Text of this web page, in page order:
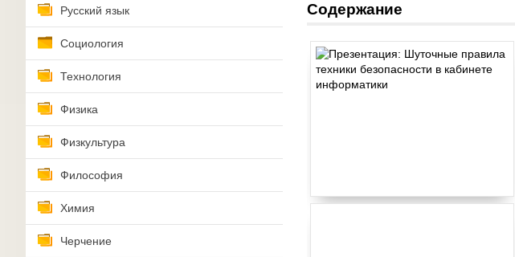
Русский язык
Социология
Технология
Физика
Физкультура
Философия
Химия
Черчение
Содержание